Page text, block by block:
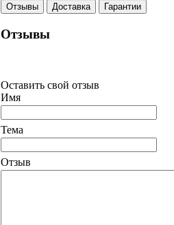
Отзывы Доставка Гарантии
Отзывы
Оставить свой отзыв
Имя
Тема
Отзыв